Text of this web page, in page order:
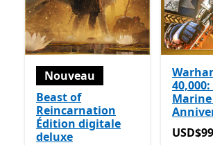
Nouveau
Beast of
Reincarnation
Édition digitale
deluxe
40,000:
Marine